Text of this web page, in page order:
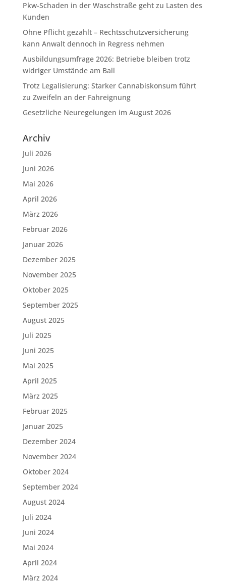
Pkw-Schaden in der Waschstraße geht zu Lasten des
Kunden
Ohne Pflicht gezahlt – Rechtsschutzversicherung
kann Anwalt dennoch in Regress nehmen
Ausbildungsumfrage 2026: Betriebe bleiben trotz
widriger Umstände am Ball
Trotz Legalisierung: Starker Cannabiskonsum führt
zu Zweifeln an der Fahreignung
Gesetzliche Neuregelungen im August 2026
Archiv
Juli 2026
Juni 2026
Mai 2026
April 2026
März 2026
Februar 2026
Januar 2026
Dezember 2025
November 2025
Oktober 2025
September 2025
August 2025
Juli 2025
Juni 2025
Mai 2025
April 2025
März 2025
Februar 2025
Januar 2025
Dezember 2024
November 2024
Oktober 2024
September 2024
August 2024
Juli 2024
Juni 2024
Mai 2024
April 2024
März 2024